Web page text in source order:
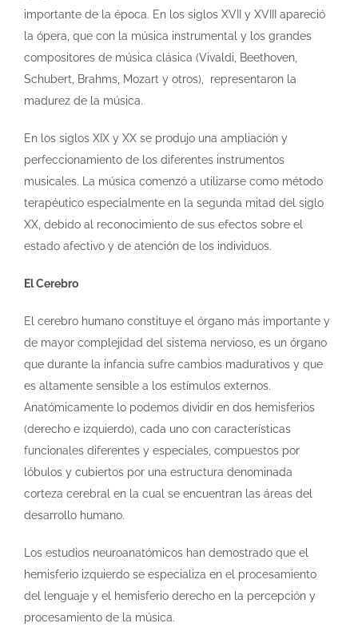
importante de la época. En los siglos XVII y XVIII apareció
la ópera, que con la música instrumental y los grandes
compositores de música clásica (Vivaldi, Beethoven,
Schubert, Brahms, Mozart y otros), representaron la
madurez de la música.
En los siglos XIX y XX se produjo una ampliación y
perfeccionamiento de los diferentes instrumentos
musicales. La música comenzó a utilizarse como método
terapéutico especialmente en la segunda mitad del siglo
XX, debido al reconocimiento de sus efectos sobre el
estado afectivo y de atención de los individuos.
El Cerebro
El cerebro humano constituye el órgano más importante y
de mayor complejidad del sistema nervioso, es un órgano
que durante la infancia sufre cambios madurativos y que
es altamente sensible a los estímulos externos.
Anatómicamente lo podemos dividir en dos hemisferios
(derecho e izquierdo), cada uno con características
funcionales diferentes y especiales, compuestos por
lóbulos y cubiertos por una estructura denominada
corteza cerebral en la cual se encuentran las áreas del
desarrollo humano.
Los estudios neuroanatómicos han demostrado que el
hemisferio izquierdo se especializa en el procesamiento
del lenguaje y el hemisferio derecho en la percepción y
procesamiento de la música.